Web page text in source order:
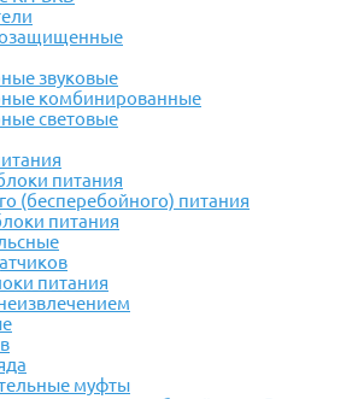
звуковые
комбинированные
световые
питания
(бесперебойного) питания
питания
питания
муфты